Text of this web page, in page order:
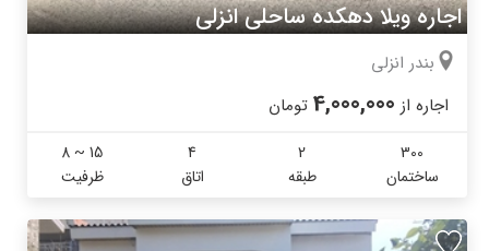
اجاره ویلا دهکده ساحلی انزلی
بندر انزلی
اجاره از 4,000,000 تومان
300
ساختمان
2
طبقه
4
اتاق
8 ~ 15
ظرفیت